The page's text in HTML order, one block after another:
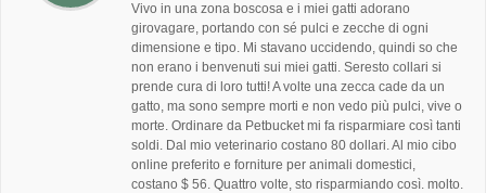
Vivo in una zona boscosa e i miei gatti adorano
girovagare, portando con sé pulci e zecche di ogni
dimensione e tipo. Mi stavano uccidendo, quindi so che
non erano i benvenuti sui miei gatti. Seresto collari si
prende cura di loro tutti! A volte una zecca cade da un
gatto, ma sono sempre morti e non vedo più pulci, vive o
morte. Ordinare da Petbucket mi fa risparmiare così tanti
soldi. Dal mio veterinario costano 80 dollari. Al mio cibo
online preferito e forniture per animali domestici,
costano $ 56. Quattro volte, sto risparmiando così. molto.